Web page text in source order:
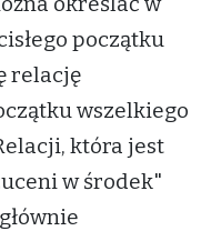
początku
relację
wszelkiego
która jest
w środek"